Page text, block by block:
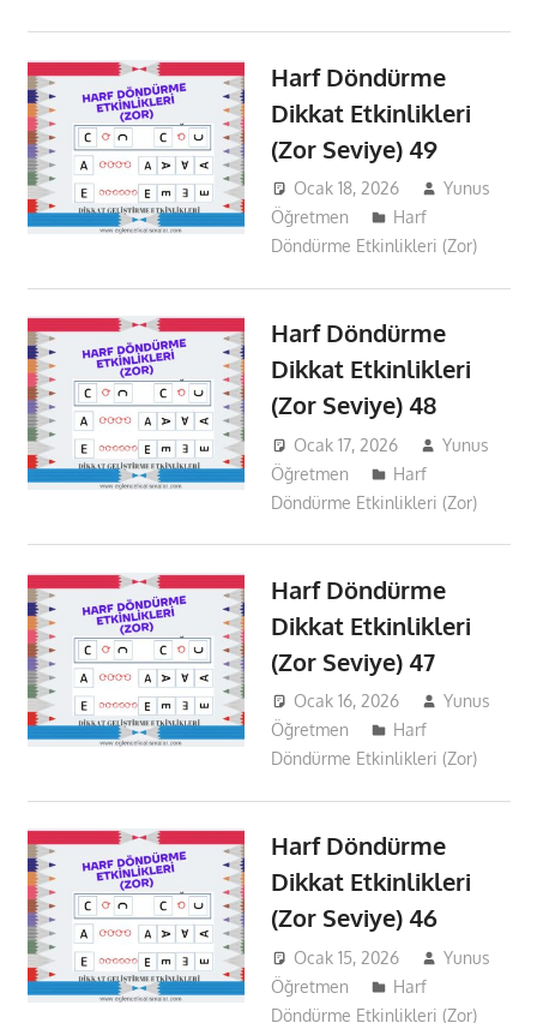
Harf Döndürme
Dikkat Etkinlikleri
(Zor Seviye) 49
Ocak 18, 2026
Yunus
Öğretmen
Harf
Döndürme Etkinlikleri (Zor)
Harf Döndürme
Dikkat Etkinlikleri
(Zor Seviye) 48
Ocak 17, 2026
Yunus
Öğretmen
Harf
Döndürme Etkinlikleri (Zor)
Harf Döndürme
Dikkat Etkinlikleri
(Zor Seviye) 47
Ocak 16, 2026
Yunus
Öğretmen
Harf
Döndürme Etkinlikleri (Zor)
Harf Döndürme
Dikkat Etkinlikleri
(Zor Seviye) 46
Ocak 15, 2026
Yunus
Öğretmen
Harf
Döndürme Etkinlikleri (Zor)